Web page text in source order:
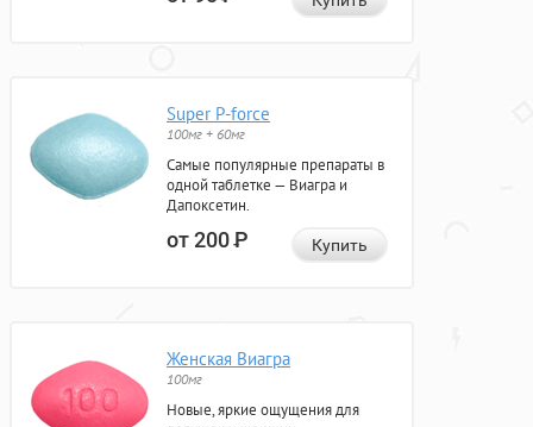
Super P-force
100мг + 60мг
Самые популярные препараты в
одной таблетке — Виагра и
Дапоксетин.
от 200Р Купить
Женская Виагра
100мг
Новые, яркие ощущения для